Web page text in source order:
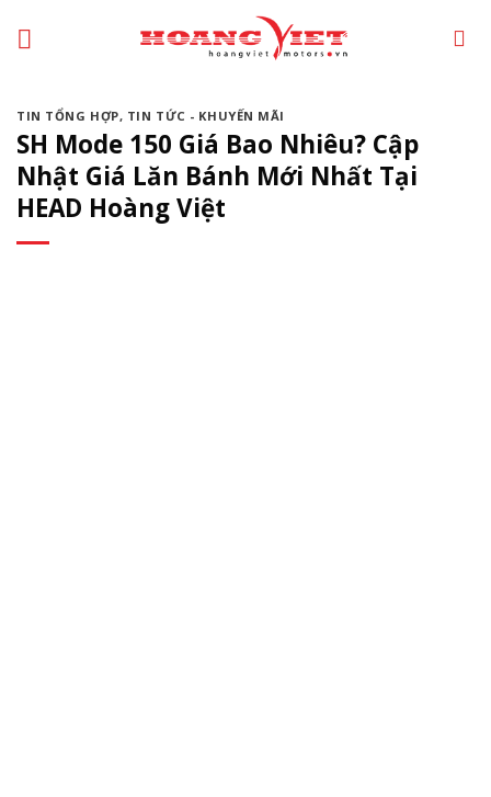
đến
dungTIN TỔNG HỢP, TIN TỨC - KHUYẾN MÃI
SH Mode 150 Giá Bao Nhiêu? Cập
Nhật Giá Lăn Bánh Mới Nhất Tại
HEAD Hoàng Việt